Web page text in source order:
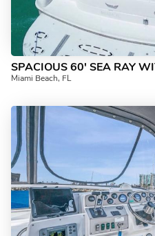
SPACIOUS 60' SEA RAY
Miami Beach, FL